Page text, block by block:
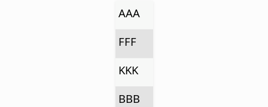
AAA
FFF
KKK
BBB